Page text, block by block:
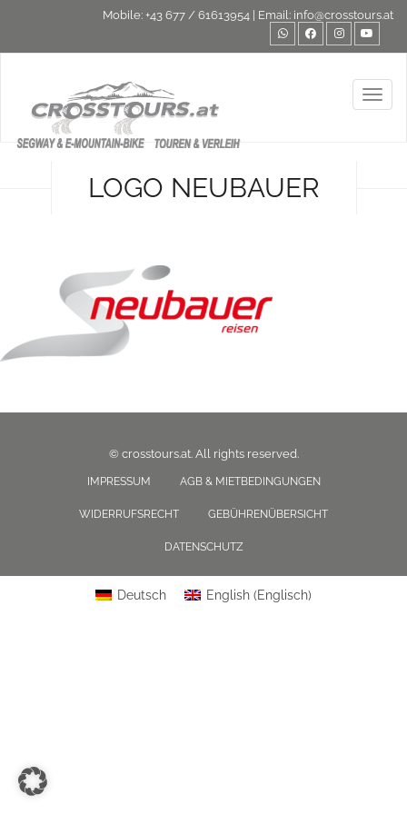
Mobile: +43 677 / 61613954 | Email: info@crosstours.at
LOGO NEUBAUER
© crosstours.at. All rights reserved.
IMPRESSUM AGB & MIETBEDINGUNGEN
WIDERRUFSRECHT GEBÜHRENÜBERSICHT
DATENSCHUTZ
Deutsch English(Englisch)